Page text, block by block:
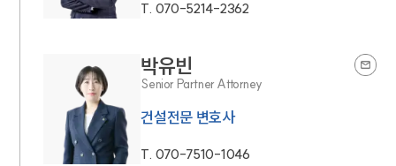
T. 070-5214-2362
박유빈
Senior Partner Attorney
건설전문 변호사
T. 070-7510-1046